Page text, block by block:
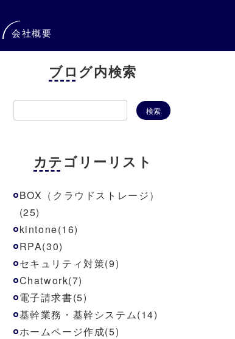
会社概要
ブログ内検索
カテゴリーリスト
BOX（クラウドストレージ）
(25)
kintone(16)
RPA(30)
セキュリティ対策(9)
Chatwork(7)
電子請求書(5)
基幹業務・基幹システム(14)
ホームページ作成(5)